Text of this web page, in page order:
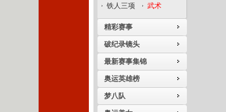
铁人三项
武术
精彩赛事
破纪录镜头
最新赛事集锦
奥运英雄榜
梦八队